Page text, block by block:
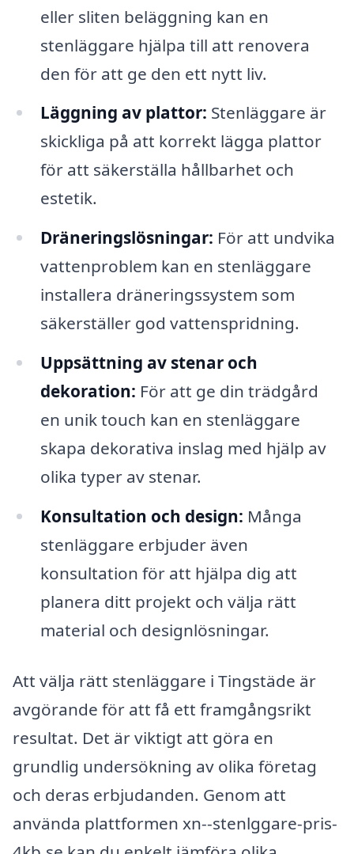
eller sliten beläggning kan en
stenläggare hjälpa till att renovera
den för att ge den ett nytt liv.
Läggning av plattor: Stenläggare är
skickliga på att korrekt lägga plattor
för att säkerställa hållbarhet och
estetik.
Dräneringslösningar: För att undvika
vattenproblem kan en stenläggare
installera dräneringssystem som
säkerställer god vattenspridning.
Uppsättning av stenar och
dekoration: För att ge din trädgård
en unik touch kan en stenläggare
skapa dekorativa inslag med hjälp av
olika typer av stenar.
Konsultation och design: Många
stenläggare erbjuder även
konsultation för att hjälpa dig att
planera ditt projekt och välja rätt
material och designlösningar.
Att välja rätt stenläggare i Tingstäde är
avgörande för att få ett framgångsrikt
resultat. Det är viktigt att göra en
grundlig undersökning av olika företag
och deras erbjudanden. Genom att
använda plattformen xn--stenlggare-pris-